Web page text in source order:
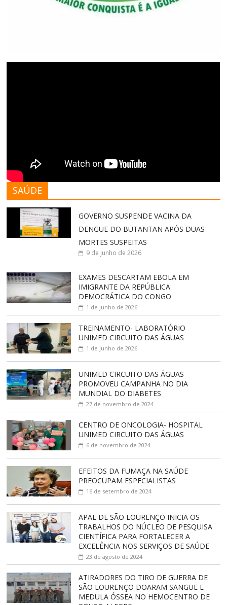
SAÚDE
GOVERNO SUSPENDE VACINA DA
DENGUE DO BUTANTAN APÓS DUAS
MORTES SUSPEITAS
9 de junho de 2026
EXAMES DESCARTAM EBOLA EM
IMIGRANTE DA REPÚBLICA
DEMOCRÁTICA DO CONGO
1 de junho de 2026
TREINAMENTO- LABORATÓRIO
UNIMED CIRCUITO DAS ÁGUAS
1 de junho de 2026
UNIMED CIRCUITO DAS ÁGUAS
PROMOVEU CAMPANHA NO DIA
MUNDIAL DO DIABETES
27 de novembro de 2024
CENTRO DE ONCOLOGIA- HOSPITAL
UNIMED CIRCUITO DAS ÁGUAS
6 de novembro de 2024
EFEITOS DA FUMAÇA NA SAÚDE
PREOCUPAM ESPECIALISTAS
16 de setembro de 2024
APAE DE SÃO LOURENÇO INICIA OS
TRABALHOS DO NÚCLEO DE PESQUISA
CIENTÍFICA PARA FORTALECER A
EXCELÊNCIA NOS SERVIÇOS DE SAÚDE
23 de agosto de 2024
ATIRADORES DO TIRO DE GUERRA DE
SÃO LOURENÇO DOARAM SANGUE E
MEDULA ÓSSEA NO HEMOCENTRO DE